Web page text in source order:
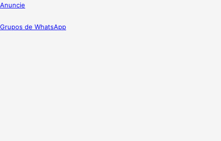
Anuncie
Grupos de WhatsApp